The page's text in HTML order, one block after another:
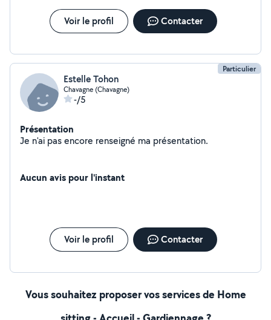
étudier avant d'avoir un sinistre et tous les risques
encourus suite à un sinistre. Possibilité de conseil pour
déclaration de sinistre, r remplir un constat Amiable. 18
Assurances 2°) Aide en administratif pour tous les
différents organismes. Courriers administratifs. Gestion
de tout vos différents contacts. Plus rien à penser, je
gère tout votre administratifs. 3°) Recherche pour vous
les meubles et décorations année 50'60'70'
Voir le profil Contacter
Particulier
Estelle Tohon
Chavagne (Chavagne)
-/5
Présentation
Je n'ai pas encore renseigné ma présentation.
Aucun avis pour l'instant
Voir le profil Contacter
Vous souhaitez proposer vos services de Home